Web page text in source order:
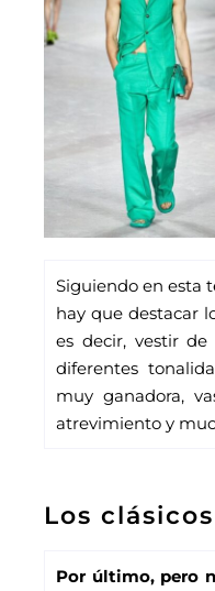
Siguiendo en esta
hay que destacar
es decir, vestir
diferentes
muy ganadora,
atrevimiento y
Los
Por último, pero